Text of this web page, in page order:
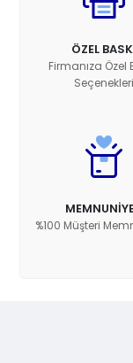
ÖZEL
Firmanıza Özel
Seçenekleri
%100 Müşteri